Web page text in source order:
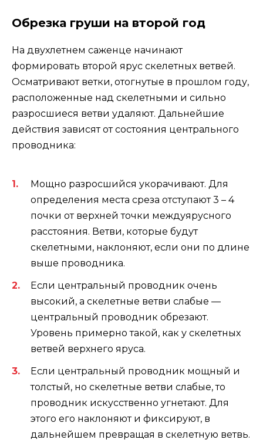
Обрезка груши на второй год
На двухлетнем саженце начинают
формировать второй ярус скелетных ветвей.
Осматривают ветки, отогнутые в прошлом году,
расположенные над скелетными и сильно
разросшиеся ветви удаляют. Дальнейшие
действия зависят от состояния центрального
проводника:
Мощно разросшийся укорачивают. Для
определения места среза отступают 3 – 4
почки от верхней точки междуярусного
расстояния. Ветви, которые будут
скелетными, наклоняют, если они по длине
выше проводника.
Если центральный проводник очень
высокий, а скелетные ветви слабые —
центральный проводник обрезают.
Уровень примерно такой, как у скелетных
ветвей верхнего яруса.
Если центральный проводник мощный и
толстый, но скелетные ветви слабые, то
проводник искусственно угнетают. Для
этого его наклоняют и фиксируют, в
дальнейшем превращая в скелетную ветвь.